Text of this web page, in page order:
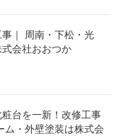
｜ 周南・下松・光
会社おおつか
台を一新！改修工事
ム・外壁塗装は株式会